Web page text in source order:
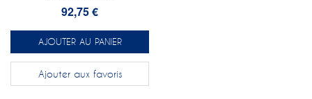
92,75 €
AJOUTER AU PANIER
Ajouter aux favoris